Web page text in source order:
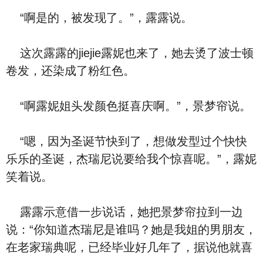
“啊是的，被发现了。”，露露说。
这次露露的jiejie露妮也来了，她去烫了波士顿
卷发，还染成了粉红色。
“啊露妮姐头发颜色挺喜庆啊。”，景梦帘说。
“嗯，因为圣诞节快到了，想做发型过个快快
乐乐的圣诞，杰瑞尼说要给我个惊喜呢。”，露妮
笑着说。
露露示意借一步说话，她把景梦帘拉到一边
说：“你知道杰瑞尼是谁吗？她是我姐的男朋友，
在老家瑞典呢，已经毕业好几年了，据说他就喜